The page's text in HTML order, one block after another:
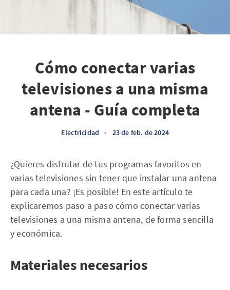
Cómo conectar varias
televisiones a una misma
antena - Guía completa
Electricidad • 23 de feb. de 2024
¿Quieres disfrutar de tus programas favoritos en
varias televisiones sin tener que instalar una antena
para cada una? ¡Es posible! En este artículo te
explicaremos paso a paso cómo conectar varias
televisiones a una misma antena, de forma sencilla
y económica.
Materiales necesarios